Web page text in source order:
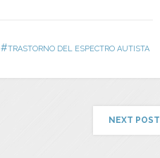
#TRASTORNO DEL ESPECTRO AUTISTA
NEXT POST